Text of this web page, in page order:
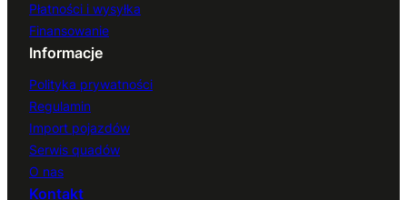
Płatności i wysyłka
Finansowanie
Informacje
Polityka prywatności
Regulamin
Import pojazdów
Serwis quadów
O nas
Kontakt